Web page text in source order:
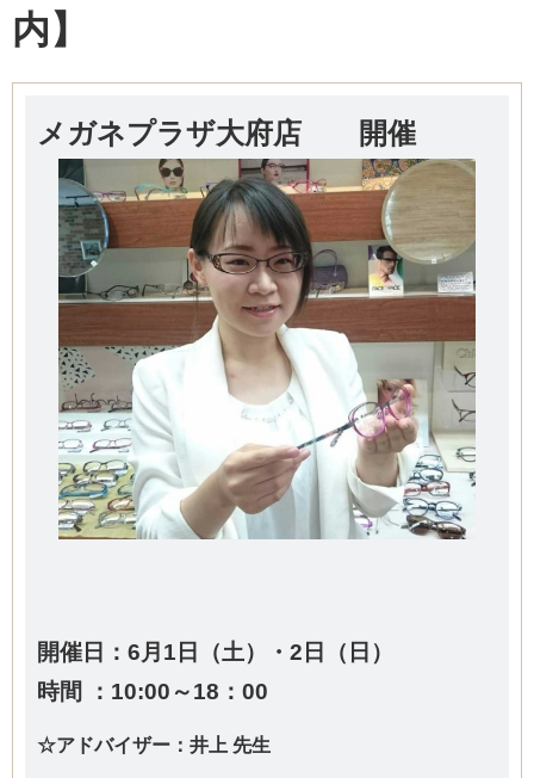
内】
メガネプラザ大府店 開催
開催日：6月1日（土）・2日（日）
時間 ：10:00～18：00
☆アドバイザー：井上 先生